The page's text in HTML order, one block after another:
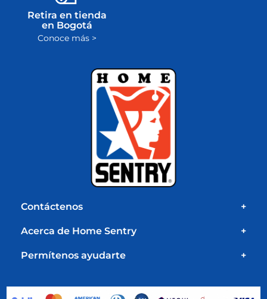
Retira en tienda
en Bogotá
Conoce más >
Contáctenos +
Acerca de Home Sentry +
Permítenos ayudarte +